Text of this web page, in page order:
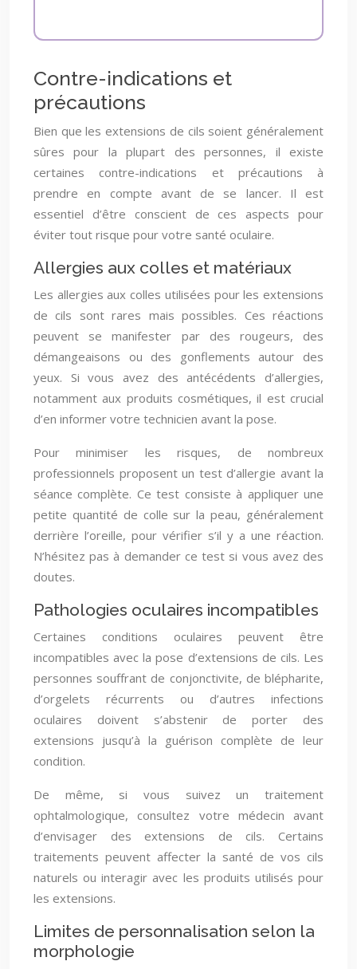
Contre-indications et
précautions
Bien que les extensions de cils soient généralement
sûres pour la plupart des personnes, il existe
certaines contre-indications et précautions à
prendre en compte avant de se lancer. Il est
essentiel d’être conscient de ces aspects pour
éviter tout risque pour votre santé oculaire.
Allergies aux colles et matériaux
Les allergies aux colles utilisées pour les extensions
de cils sont rares mais possibles. Ces réactions
peuvent se manifester par des rougeurs, des
démangeaisons ou des gonflements autour des
yeux. Si vous avez des antécédents d’allergies,
notamment aux produits cosmétiques, il est crucial
d’en informer votre technicien avant la pose.
Pour minimiser les risques, de nombreux
professionnels proposent un test d’allergie avant la
séance complète. Ce test consiste à appliquer une
petite quantité de colle sur la peau, généralement
derrière l’oreille, pour vérifier s’il y a une réaction.
N’hésitez pas à demander ce test si vous avez des
doutes.
Pathologies oculaires incompatibles
Certaines conditions oculaires peuvent être
incompatibles avec la pose d’extensions de cils. Les
personnes souffrant de conjonctivite, de blépharite,
d’orgelets récurrents ou d’autres infections
oculaires doivent s’abstenir de porter des
extensions jusqu’à la guérison complète de leur
condition.
De même, si vous suivez un traitement
ophtalmologique, consultez votre médecin avant
d’envisager des extensions de cils. Certains
traitements peuvent affecter la santé de vos cils
naturels ou interagir avec les produits utilisés pour
les extensions.
Limites de personnalisation selon la
morphologie